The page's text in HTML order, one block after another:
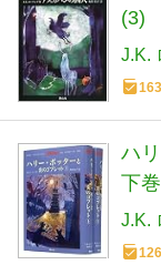
(3)
J.K.
ハ
下
J.K.